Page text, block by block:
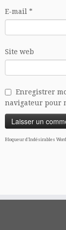
E-mail *
Site web
Enregistrer
navigateur pour
Bloqueur d'Indésirables